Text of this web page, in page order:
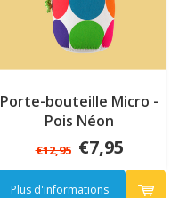
Porte-bouteille Micro -
Pois Néon
€12,95 €7,95
Plus d'informations